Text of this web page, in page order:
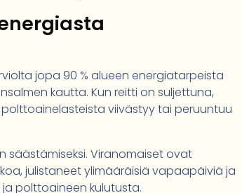
jopa 90 % alueen energiatarpeista
kautta. Kun reitti on suljettuna,
viivästyy tai peruuntuu
säästämiseksi. Viranomaiset ovat
julistaneet ylimääräisiä vapaapäiviä ja
polttoaineen kulutusta.